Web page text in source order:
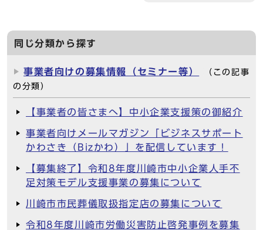
同じ分類から探す
事業者向けの募集情報（セミナー等）
（この記事
の分類）
【事業者の皆さまへ】中小企業支援策の御紹介
事業者向けメールマガジン「ビジネスサポート
かわさき（Bizかわ）」を配信しています！
【募集終了】令和8年度川崎市中小企業人手不
足対策モデル支援事業の募集について
川崎市市民葬儀取扱指定店の募集について
令和8年度川崎市労働災害防止啓発事例を募集